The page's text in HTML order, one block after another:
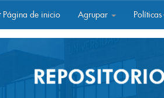
Página de inicio Agrupar Políticas